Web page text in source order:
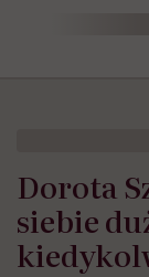
Dorota
siebie